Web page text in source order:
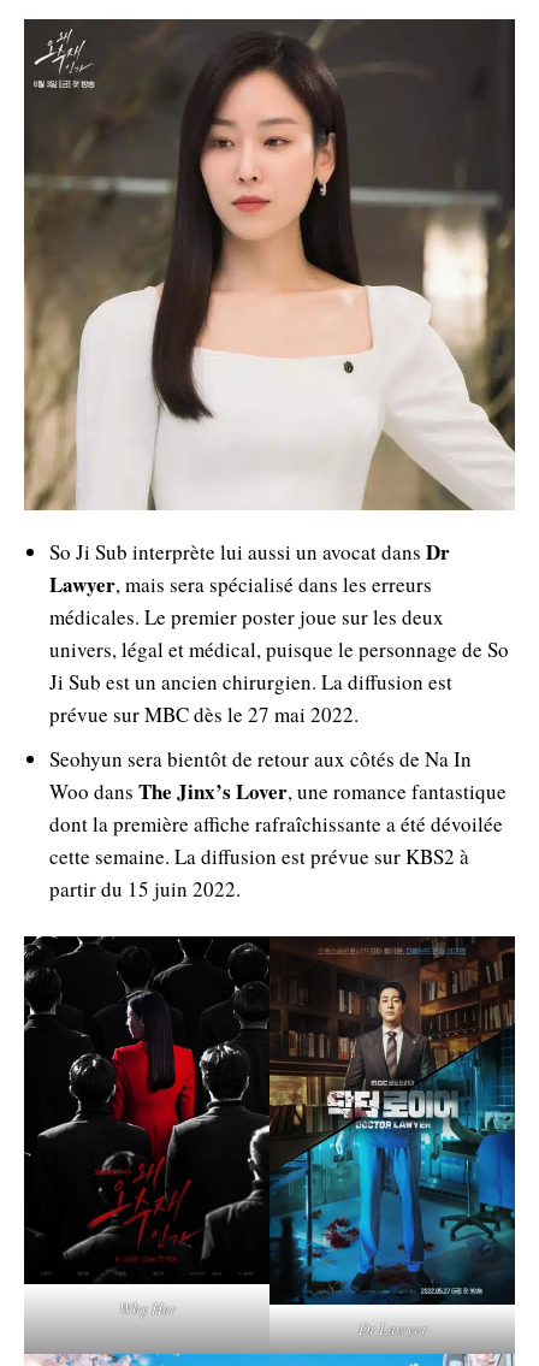
So Ji Sub interprète lui aussi un avocat dans Dr
Lawyer, mais sera spécialisé dans les erreurs
médicales. Le premier poster joue sur les deux
univers, légal et médical, puisque le personnage de So
Ji Sub est un ancien chirurgien. La diffusion est
prévue sur MBC dès le 27 mai 2022.
Seohyun sera bientôt de retour aux côtés de Na In
Woo dans The Jinx’s Lover, une romance fantastique
dont la première affiche rafraîchissante a été dévoilée
cette semaine. La diffusion est prévue sur KBS2 à
partir du 15 juin 2022.
Why Her
Dr Lawyer